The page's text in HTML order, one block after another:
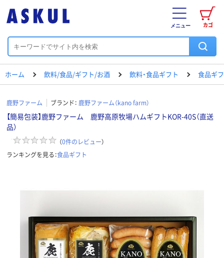
カゴ
メニュー
ホーム 飲料/食品/ギフト/お酒 飲料・食品ギフト 食品ギ
鹿野ファーム ブランド： 鹿野ファーム（kano farm）
【簡易包装】鹿野ファーム 鹿野高原牧場ハムギフトKOR-40S（直送
品）
（0件のレビュー）
ランキングを見る：食品ギフト